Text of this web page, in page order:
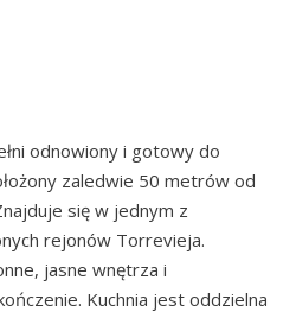
odnowiony i gotowy do
zaledwie 50 metrów od
się w jednym z
rejonów Torrevieja.
jasne wnętrza i
Kuchnia jest oddzielna